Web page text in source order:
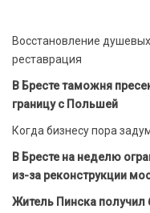
Восстановление
реставрация
В Бресте таможня
границу с Польшей
Когда бизнесу пора
В Бресте на неделю
из-за реконструкции
Житель Пинска получил